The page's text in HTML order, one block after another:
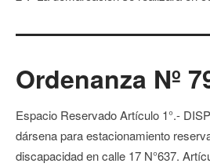
Ordenanza Nº
Espacio Reservado Artículo 1°.-
dársena para estacionamiento
discapacidad en calle 17 N°637.